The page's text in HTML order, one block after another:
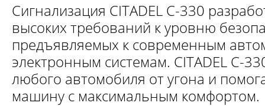
Сигнализация CITADEL C-330
высоких требований к уровню
предъявляемых к современным
электронным системам. CITADEL C-
любого автомобиля от угона и
машину с максимальным комфортом.